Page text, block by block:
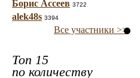
Борис Ассеев 3722
alek48s 3394
Все участники >>
Топ 15
по количеству